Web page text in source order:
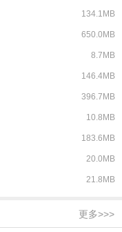
134.1MB
650.0MB
8.7MB
146.4MB
396.7MB
10.8MB
183.6MB
20.0MB
21.8MB
更多>>>